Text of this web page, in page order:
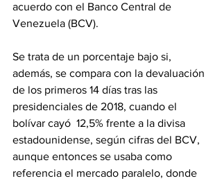
acuerdo con el Banco Central de
Venezuela (BCV).
Se trata de un porcentaje bajo si,
además, se compara con la devaluación
de los primeros 14 días tras las
presidenciales de 2018, cuando el
bolívar cayó  12,5% frente a la divisa
estadounidense, según cifras del BCV,
aunque entonces se usaba como
referencia el mercado paralelo, donde